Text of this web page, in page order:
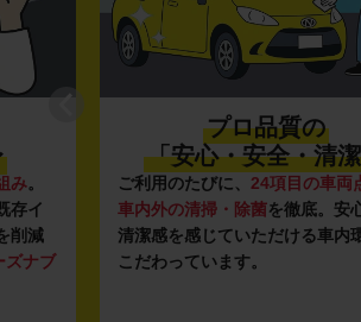
み。
存イ
削減
ズナブ
プロ品質の
「安心・安全・清
ご利用のたびに、 24項目の車両
車内外の清掃・除菌を徹底。安
清潔感を感じていただける車内
こだわっています。